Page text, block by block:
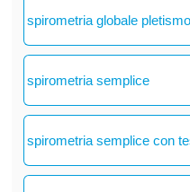
spirometria globale
spirometria semplice
spirometria semplice con